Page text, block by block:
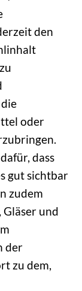
den
oder
dass
gut sichtbar
zudem
und
der
zu dem,